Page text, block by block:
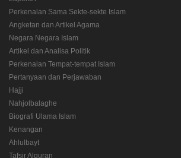
Perkenalan Sama Sekte-sekte Islam
Angketan dan Artikel Agama
Negara Negara Islam
Artikel dan Analisa Politik
Perkenalan Tempat-tempat Islam
Pertanyaan dan Perjawaban
Hajji
Nahjolbalaghe
Biografi Ulama Islam
Kenangan
Ahlulbayt
Tafsir Alquran